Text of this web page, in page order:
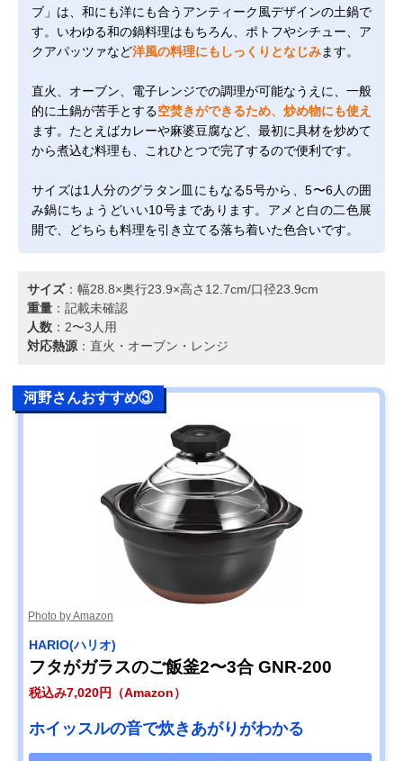
ブ」は、和にも洋にも合うアンティーク風デザインの土鍋で
す。いわゆる和の鍋料理はもちろん、ポトフやシチュー、ア
クアパッツァなど洋風の料理にもしっくりとなじみます。
直火、オーブン、電子レンジでの調理が可能なうえに、一般
的に土鍋が苦手とする空焚きができるため、炒め物にも使え
ます。たとえばカレーや麻婆豆腐など、最初に具材を炒めて
から煮込む料理も、これひとつで完了するので便利です。
サイズは1人分のグラタン皿にもなる5号から、5〜6人の囲
み鍋にちょうどいい10号まであります。アメと白の二色展
開で、どちらも料理を引き立てる落ち着いた色合いです。
サイズ：幅28.8×奥行23.9×高さ12.7cm/口径23.9cm
重量 ：記載未確認
人数 ：2〜3人用
対応熱源 ：直火・オーブン・レンジ
河野さんおすすめ③
Photo by Amazon
HARIO(ハリオ)
フタがガラスのご飯釜2〜3合 GNR-200
税込み7,020円（Amazon）
ホイッスルの音で炊きあがりがわかる